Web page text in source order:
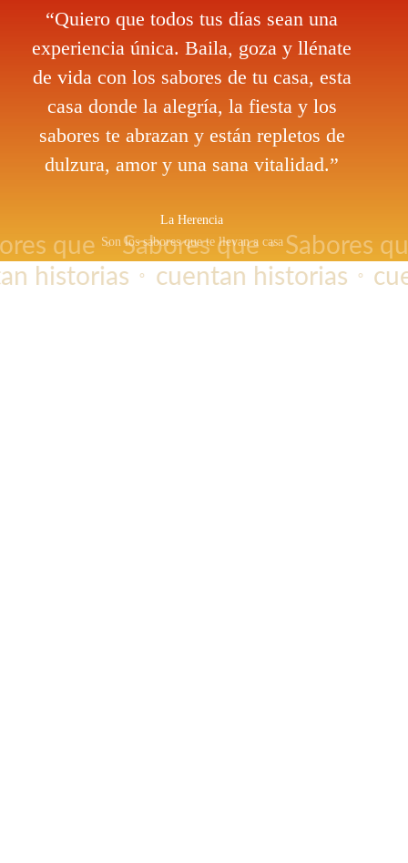
“Quiero que todos tus días sean una
experiencia única. Baila, goza y llénate
de vida con los sabores de tu casa, esta
casa donde la alegría, la fiesta y los
sabores te abrazan y están repletos de
dulzura, amor y una sana vitalidad.”
La Herencia
Son los sabores que te llevan a casa
que ⚬ Sabores que ⚬
Sabores
historias
⚬ cuentan historias ⚬